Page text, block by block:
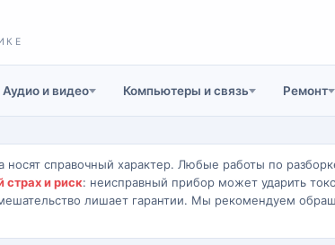
Аудио и видео Компьютеры и связь Ремонт
справочный характер. Любые работы по
страх и риск: неисправный прибор может ударить
лишает гарантии. Мы рекомендуем